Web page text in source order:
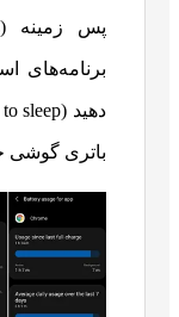
برنامه‌های
باتری گوشی